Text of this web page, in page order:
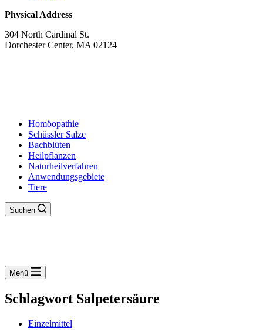
Physical Address
304 North Cardinal St.
Dorchester Center, MA 02124
Homöopathie
Schüssler Salze
Bachblüten
Heilpflanzen
Naturheilverfahren
Anwendungsgebiete
Tiere
Suchen
Menü
Schlagwort Salpetersäure
Einzelmittel